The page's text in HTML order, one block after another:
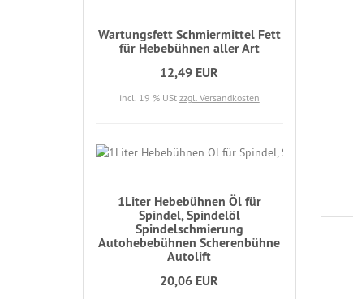
Wartungsfett Schmiermittel Fett
für Hebebühnen aller Art
12,49 EUR
incl. 19 % USt zzgl. Versandkosten
1Liter Hebebühnen Öl für
Spindel, Spindelöl
Spindelschmierung
Autohebebühnen Scherenbühne
Autolift
20,06 EUR